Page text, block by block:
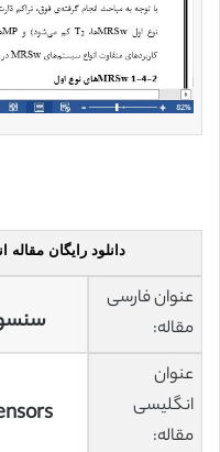
دانلود رایگان
عنوان فارسی
مقاله:
عنوان
انگلیسی
مقاله: